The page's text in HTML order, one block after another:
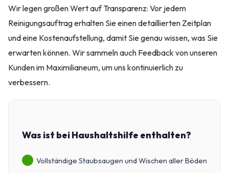
Wir legen großen Wert auf Transparenz: Vor jedem
Reinigungsauftrag erhalten Sie einen detaillierten Zeitplan
und eine Kostenaufstellung, damit Sie genau wissen, was Sie
erwarten können. Wir sammeln auch Feedback von unseren
Kunden im Maximilianeum, um uns kontinuierlich zu
verbessern.
Was ist bei Haushaltshilfe enthalten?
Vollständige Staubsaugen und Wischen aller Böden